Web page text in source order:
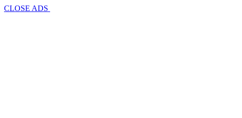
CLOSE ADS